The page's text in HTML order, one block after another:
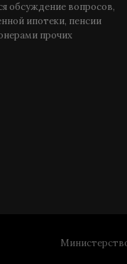
обсуждение вопросов,
ипотеки, пенсии
прочих